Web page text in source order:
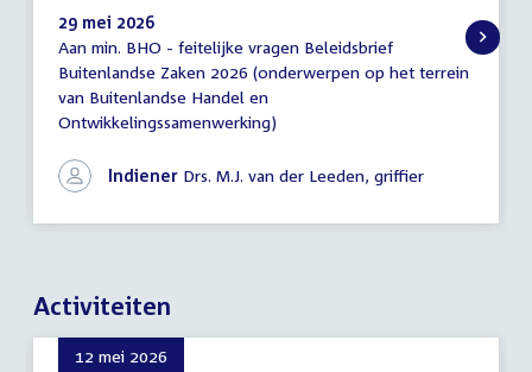
Brief
commissie
aan
bewindspersoon
29 mei 2026
Aan min. BHO - feitelijke vragen Beleidsbrief
Buitenlandse Zaken 2026 (onderwerpen op het terrein
van Buitenlandse Handel en
Ontwikkelingssamenwerking)
Indiener Drs. M.J. van der Leeden, griffier
Activiteiten
12 mei 2026